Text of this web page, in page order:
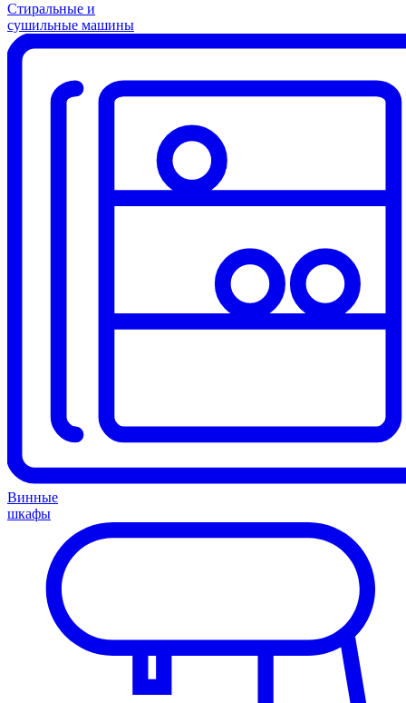
Стиральные и
сушильные машины
Винные
шкафы